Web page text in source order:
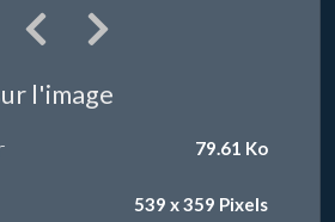
l'image
79.61 Ko
539 x 359 Pixels